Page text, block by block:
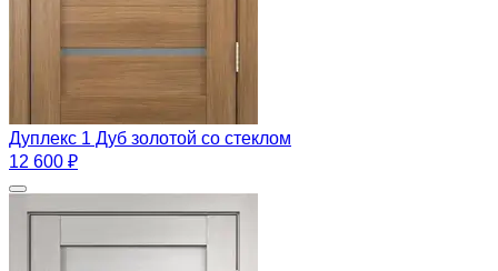
Дуплекс 1 Дуб золотой со стеклом
12 600 ₽